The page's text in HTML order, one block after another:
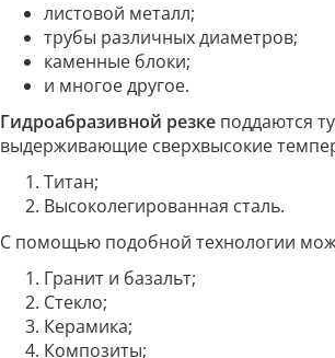
листовой металл;
трубы различных диаметров;
каменные блоки;
и многое другое.
Гидроабразивной резке поддаются
выдерживающие сверхвысокие
Титан;
Высоколегированная сталь.
С помощью подобной технологии
Гранит и базальт;
Стекло;
Керамика;
Композиты;